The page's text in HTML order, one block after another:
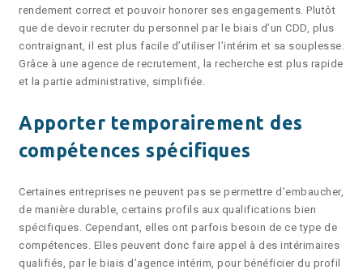
rendement correct et pouvoir honorer ses engagements. Plutôt
que de devoir recruter du personnel par le biais d’un CDD, plus
contraignant, il est plus facile d’utiliser l’intérim et sa souplesse.
Grâce à une agence de recrutement, la recherche est plus rapide
et la partie administrative, simplifiée.
Apporter temporairement des
compétences spécifiques
Certaines entreprises ne peuvent pas se permettre d’embaucher,
de manière durable, certains profils aux qualifications bien
spécifiques. Cependant, elles ont parfois besoin de ce type de
compétences. Elles peuvent donc faire appel à des intérimaires
qualifiés, par le biais d’agence intérim, pour bénéficier du profil